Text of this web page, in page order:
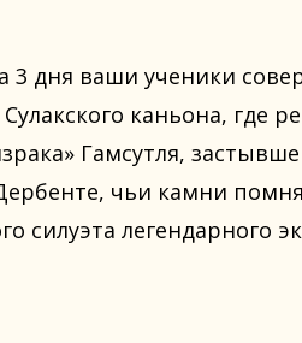
3 дня ваши ученики
каньона, где
Гамсутля,
чьи камни
силуэта